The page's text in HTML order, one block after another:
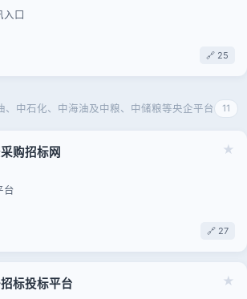
入口
🔗 25
、中石化、中海油及中粮、中储粮等央企平台 11
★
购招标网
台
🔗 27
★
标投标平台